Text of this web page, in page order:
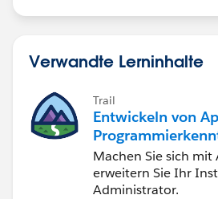
Verwandte Lerninhalte
Trail
Entwickeln von
n
Machen Sie sich
erweitern Sie Ihr
Administrator.